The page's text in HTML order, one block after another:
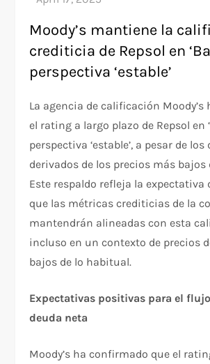
Moody’s mantiene la
crediticia de Repsol en
perspectiva ‘estable’
La agencia de calificación
el rating a largo plazo de Repsol en
perspectiva ‘estable’, a pesar de los
derivados de los precios más bajos
Este respaldo refleja la expectativa
que las métricas crediticias de la
mantendrán alineadas con esta
incluso en un contexto de precios
bajos de lo habitual.
Expectativas positivas para el
deuda neta
Moody’s ha confirmado que el